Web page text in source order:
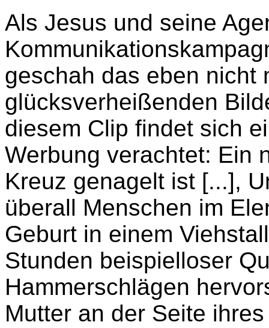
Als Jesus und seine
geschah das eben nicht
glücksverheißenden
diesem Clip findet sich
Werbung verachtet: Ein
Kreuz genagelt ist [...],
überall Menschen im
Geburt in einem
Stunden beispielloser
Hammerschlägen
Mutter an der Seite